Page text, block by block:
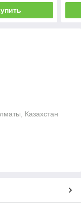
Казахстан